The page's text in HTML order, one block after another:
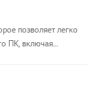
позволяет легко
ПК, включая